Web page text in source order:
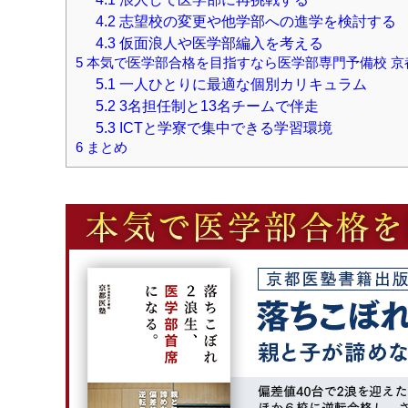
4.2 志望校の変更や他学部への進学を検討する
4.3仮面浪人や医学部編入を考える
5 本気で医学部合格を目指すなら医学部専門予備校 京
5.1 一人ひとりに最適な個別カリキュラム
5.2 3名担任制と13名チームで伴走
5.3ICTと学寮で集中できる学習環境
6 まとめ